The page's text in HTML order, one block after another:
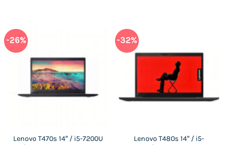
-26%
Lenovo T470s 14″ / i5-7200U
-32%
Lenovo T480s 14″ / i5-